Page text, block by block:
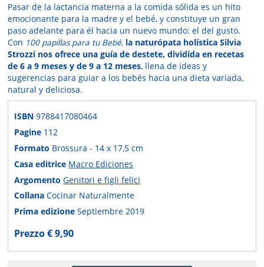
Pasar de la lactancia materna a la comida sólida es un hito
emocionante para la madre y el bebé, y constituye un gran
paso adelante para él hacia un nuevo mundo: el del gusto.
Con 100 papillas para tu Bebé, la naturópata holística Silvia
Strozzi nos ofrece una guía de destete, dividida en recetas
de 6 a 9 meses y de 9 a 12 meses, llena de ideas y
sugerencias para guiar a los bebés hacia una dieta variada,
natural y deliciosa.
ISBN9788417080464
Pagine 112
Formato Brossura - 14 x 17,5 cm
Casa editrice Macro Ediciones
ArgomentoGenitori e figli felici
CollanaCocinar Naturalmente
Prima edizioneSeptiembre 2019
Prezzo € 9,90